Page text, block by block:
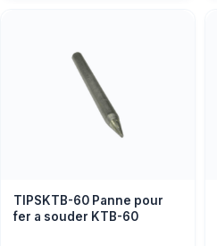
TIPSKTB-60 Panne pour
fer a souder KTB-60